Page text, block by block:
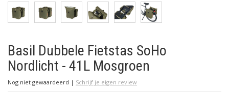
Basil Dubbele Fietstas SoHo
Nordlicht - 41L Mosgroen
Nog niet gewaardeerd | Schrijf je eigen review